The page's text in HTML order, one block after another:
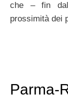
che – fin
prossimità dei
Parma-